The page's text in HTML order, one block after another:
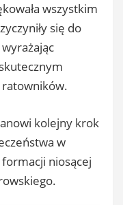
wszystkim
się do
kolejny krok
w
niosącej